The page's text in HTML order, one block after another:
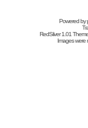
Powered by
RedSilver 1.01
Images were